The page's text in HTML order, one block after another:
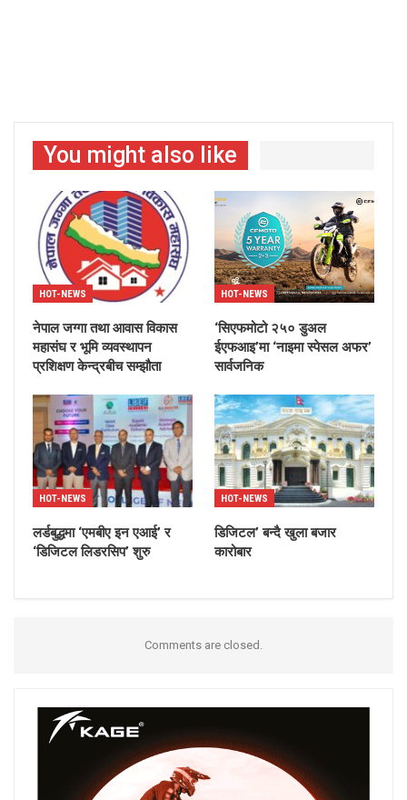
You might also like
HOT-NEWS
नेपाल जग्गा तथा आवास विकास
महासंघ र भूमि व्यवस्थापन
प्रशिक्षण केन्द्रबीच सम्झौता
HOT-NEWS
‘सिएफमोटो २५० डुअल
ईएफआइ’मा ‘नाइमा स्पेसल अफर’
सार्वजनिक
HOT-NEWS
लर्डबुद्धमा ‘एमबीए इन एआई’ र
‘डिजिटल लिडरसिप’ शुरु
HOT-NEWS
डिजिटल’ बन्दै खुला बजार
कारोबार
Comments are closed.